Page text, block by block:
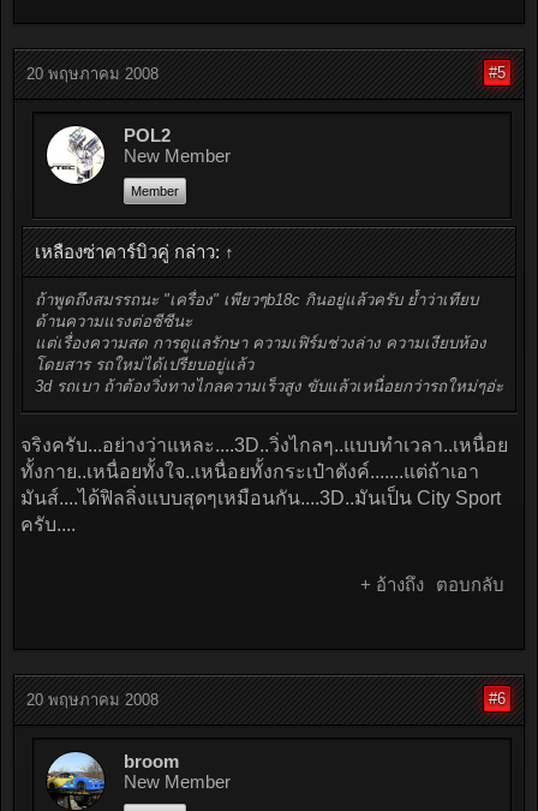
20 พฤษภาคม 2008 #5
POL2
New Member
Member
เหลืองซ่าคาร์บิวคู่ กล่าว: ↑
ถ้าพูดถึงสมรรถนะ "เครื่อง" เพียวๆb18c กินอยู่แล้วครับ ย้ำว่าเทียบ
ด้านความแรงต่อซีซีนะ
แต่เรื่องความสด การดูแลรักษา ความเฟิร์มช่วงล่าง ความเงียบห้อง
โดยสาร รถใหม่ได้เปรียบอยู่แล้ว
3d รถเบา ถ้าต้องวิ่งทางไกลความเร็วสูง ขับแล้วเหนื่อยกว่ารถใหม่ๆอ่ะ
จริงครับ...อย่างว่าแหละ....3D..วิ่งไกลๆ..แบบทำเวลา..เหนื่อย
ทั้งกาย..เหนื่อยทั้งใจ..เหนื่อยทั้งกระเป๋าตังค์.......แต่ถ้าเอา
มันส์....ได้ฟิลลิ่งแบบสุดๆเหมือนกัน....3D..มันเป็น City Sport
ครับ....
+ อ้างถึง ตอบกลับ
20 พฤษภาคม 2008 #6
broom
New Member